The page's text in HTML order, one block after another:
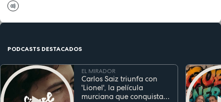
PODCASTS DESTACADOS
EL MIRADOR
Carlos Saiz triunfa con
'Lionel', la película
murciana que conquista